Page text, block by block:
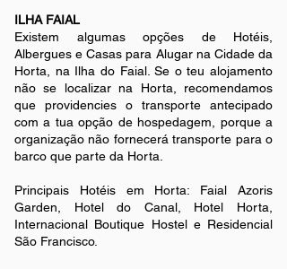
ILHA FAIAL
Existem algumas opções de Hotéis,
Albergues e Casas para Alugar na Cidade da
Horta, na Ilha do Faial. Se o teu alojamento
não se localizar na Horta, recomendamos
que providencies o transporte antecipado
com a tua opção de hospedagem, porque a
organização não fornecerá transporte para o
barco que parte da Horta.
Principais Hotéis em Horta: Faial Azoris
Garden, Hotel do Canal, Hotel Horta,
Internacional Boutique Hostel e Residencial
São Francisco.